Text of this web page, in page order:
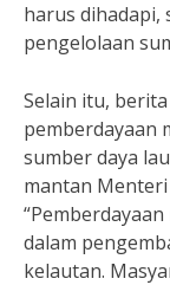
harus dihadapi,
pengelolaan
Selain itu,
pemberdayaan
sumber daya
mantan
dalam
kelautan.